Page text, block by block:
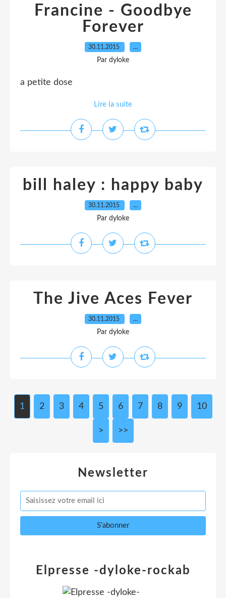
Francine - Goodbye
Forever
30.11.2015 …
Par dyloke
a petite dose
Lire la suite
bill haley : happy baby
30.11.2015 …
Par dyloke
The Jive Aces Fever
30.11.2015 …
Par dyloke
1 2 3 4 5 6 7 8 9 10
> >>
Newsletter
Elpresse -dyloke-rockab